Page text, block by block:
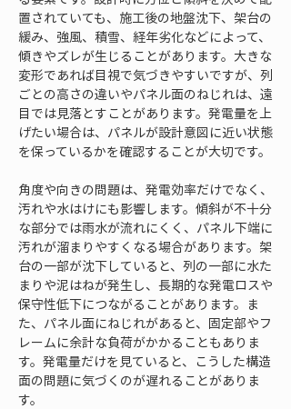
置されていても、施工後の地盤沈下、架台の
緩み、強風、積雪、経年劣化などによって、
傾きやズレが生じることがあります。大きな
変形であれば目視で気づきやすいですが、列
ごとの高さの違いやパネル面のねじれは、遠
目では見落とすことがあります。発電量を上
げたい場合は、パネルが設計意図に近い状態
を保っているかを確認することが大切です。
角度や向きの問題は、発電効率だけでなく、
汚れや水はけにも影響します。傾斜が不十分
な部分では雨水が流れにくく、パネル下端に
汚れが溜まりやすくなる場合があります。架
台の一部が沈下していると、列の一部に水た
まりや泥はねが発生し、長期的な発電ロスや
保守性低下につながることがあります。ま
た、パネル面にねじれがあると、固定部やフ
レームに余計な負荷がかかることもありま
す。発電量だけを見ていると、こうした構造
面の問題に気づくのが遅れることがありま
す。